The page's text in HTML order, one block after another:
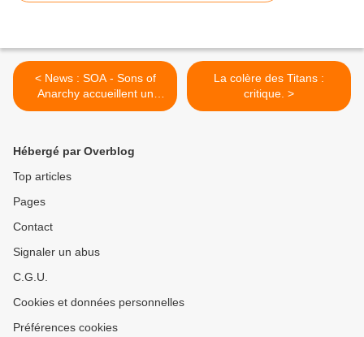
< News : SOA - Sons of
Anarchy accueillent un
nouveau BADASS.
La colère des Titans :
critique. >
Hébergé par Overblog
Top articles
Pages
Contact
Signaler un abus
C.G.U.
Cookies et données personnelles
Préférences cookies